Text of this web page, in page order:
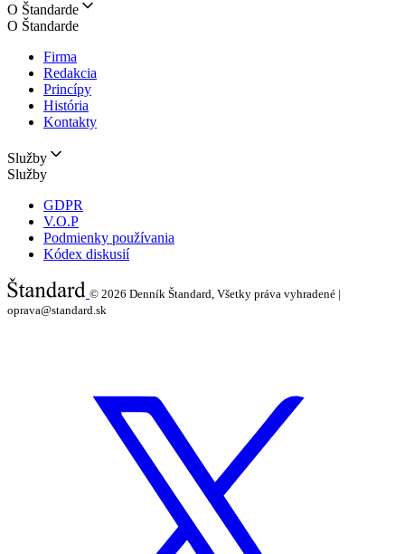
O Štandarde
O Štandarde
Firma
Redakcia
Princípy
História
Kontakty
Služby
Služby
GDPR
V.O.P
Podmienky používania
Kódex diskusií
© 2026 Denník Štandard, Všetky práva vyhradené |
oprava@standard.sk